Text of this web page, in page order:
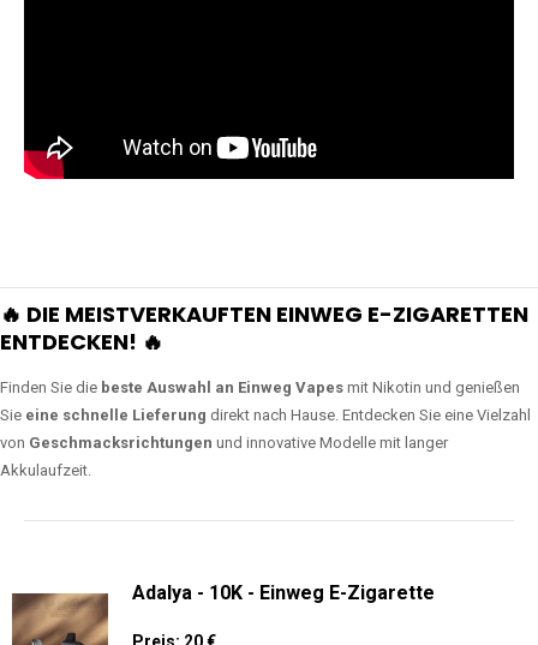
🔥 DIE MEISTVERKAUFTEN EINWEG E-ZIGARETTEN
ENTDECKEN! 🔥
Finden Sie die beste Auswahl an Einweg Vapes mit Nikotin und genießen
Sie eine schnelle Lieferung direkt nach Hause. Entdecken Sie eine Vielzahl
von Geschmacksrichtungen und innovative Modelle mit langer
Akkulaufzeit.
Adalya - 10K - Einweg E-Zigarette